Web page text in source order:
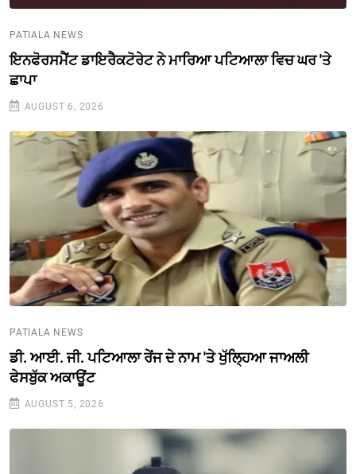
PATIALA NEWS
ਇਨਫੋਰਸਮੈਂਟ ਡਾਇਰੈਕਟੋਰੇਟ ਨੇ ਮਾਰਿਆ ਪਟਿਆਲਾ ਵਿਚ ਘਰ 'ਤੇ
ਛਾਪਾ
AUGUST 6, 2026
PATIALA NEWS
ਡੀ. ਆਈ. ਜੀ. ਪਟਿਆਲਾ ਰੇਂਜ ਦੇ ਨਾਮ 'ਤੇ ਖੁੱਲ੍ਹਿਆ ਜਾਅਲੀ
ਫੇਸਬੁੱਕ ਅਕਾਊਂਟ
AUGUST 5, 2026